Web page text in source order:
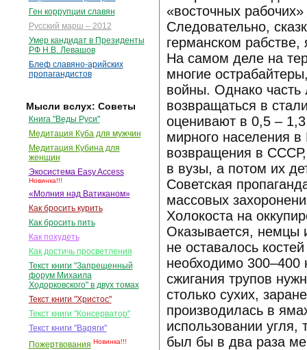
Ген коррупции славян
Русский марш – 2012
Умер кандидат в Президенты
РФ Н.В. Левашов
Блеф славяно-арийских
пропагандистов
Мысли вслух: Советы
Книга "Веды Руси"
Медитация Куба для мужчин
Медитация Кубина для
женщин
Экосистема Easy Access
Новинка!!!
«Молния над Ватиканом»
Как бросить курить
Как бросить пить
Как похудеть
Как достичь просветления
Текст книги "Запрещенный
форум Михаила
Ходорковского" в двух томах
Текст книги "Христос"
Текст книги "Консерватор"
Текст книги "Варяги"
Пожертвования Новинка!!!
«восточных
Следовательно,
германском рабстве,
На самом деле на
многие
войны. Однако часть
возвращаться в
оценивают в 0,5 –
мирного населения
возвращения в СССР,
в вузы, а потом их
Советская
массовых
Холокоста на
Оказывается, немцы
не оставалось
необходимо 300–400
сжигания трупов
столько сухих,
производилась в
использовании угля,
был бы в два раза